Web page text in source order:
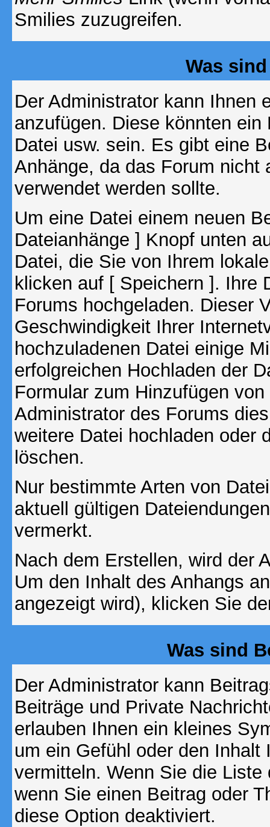
Smilies zuzugreifen.
Was
Der Administrator kann Ihnen
anzufügen. Diese könnten
Datei usw. sein. Es gibt eine
Anhänge, da das Forum nicht
verwendet werden sollte.
Um eine Datei einem neuen
Dateianhänge ] Knopf unten
Datei, die Sie von Ihrem
klicken auf [ Speichern ]. Ihre
Forums hochgeladen. Dieser
Geschwindigkeit Ihrer
hochzuladenen Datei einige
erfolgreichen Hochladen der
Formular zum Hinzufügen
Administrator des Forums
weitere Datei hochladen oder
löschen.
Nur bestimmte Arten von
aktuell gültigen
vermerkt.
Nach dem Erstellen, wird der
Um den Inhalt des Anhangs
angezeigt wird), klicken Sie
Was sind
Der Administrator kann
Beiträge und Private
erlauben Ihnen ein kleines
um ein Gefühl oder den
vermitteln. Wenn Sie die
wenn Sie einen Beitrag oder
diese Option deaktiviert.